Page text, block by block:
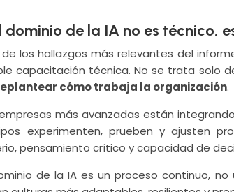
dominio de la IA no es técnico,
de los hallazgos más relevantes del
capacitación técnica. No se trata solo
cómo trabaja la organización.
más avanzadas están
experimenten, prueben y ajusten
pensamiento crítico y capacidad de
de la IA es un proceso continuo,